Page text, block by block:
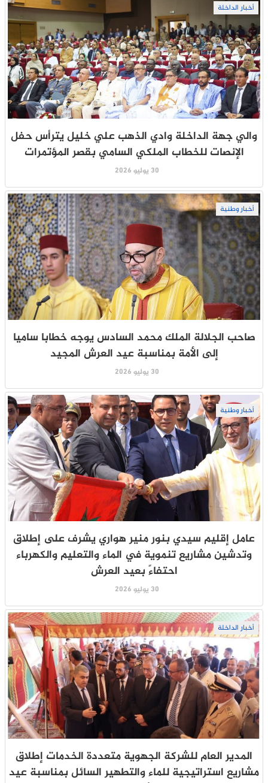
أخبار الداخلة
والي جهة الداخلة وادي الذهب علي خليل يترأس حفل
الإنصات للخطاب الملكي السامي بقصر المؤتمرات
30 يوليو 2026
أخبار وطنية
صاحب الجلالة الملك محمد السادس يوجه خطابا ساميا
إلى الأمة بمناسبة عيد العرش المجيد
30 يوليو 2026
أخبار وطنية
عامل إقليم سيدي بنور منير هواري يشرف على إطلاق
وتدشين مشاريع تنموية في الماء والتعليم والكهرباء
احتفاءً بعيد العرش
30 يوليو 2026
أخبار الداخلة
المدير العام للشركة الجهوية متعددة الخدمات إطلاق
مشاريع استراتيجية للماء والتطهير السائل بمناسبة عيد